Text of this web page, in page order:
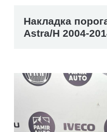
Накладка
Astra/H 2004-